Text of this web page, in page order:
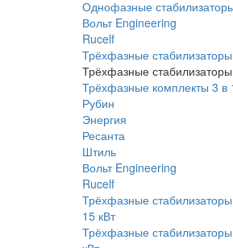
Однофазные
Вольт Engineering
Rucelf
Трёхфазные стабилизаторы
Трёхфазные стабилизаторы
Трёхфазные комплекты 3 в
Рубин
Энергия
Ресанта
Штиль
Вольт Engineering
Rucelf
Трёхфазные
15 кВт
Трёхфазные